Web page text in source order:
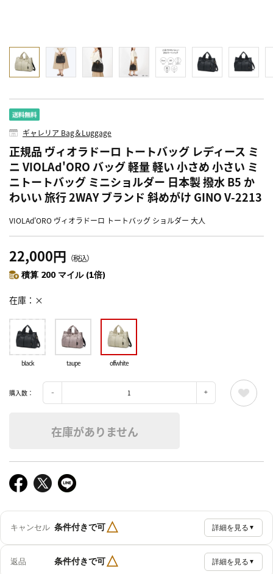
ギャレリア Bag＆Luggage
正規品 ヴィオラドーロ トートバッグ レディース ミ
ニ VIOLAd'ORO バッグ 軽量 軽い 小さめ 小さい ミ
ニトートバッグ ミニショルダー 日本製 撥水 B5 か
わいい 旅行 2WAY ブランド 斜めがけ GINO V-2213
VIOLAd'ORO ヴィオラドーロ トートバッグ ショルダー 大人
22,000円 （税込）
積算 200 マイル (1倍)
在庫 ×
black taupe offwhite
購入数：
在庫がありません
キャンセル 条件付きで可△ 詳細を見る ▼
返品 条件付きで可△ 詳細を見る ▼